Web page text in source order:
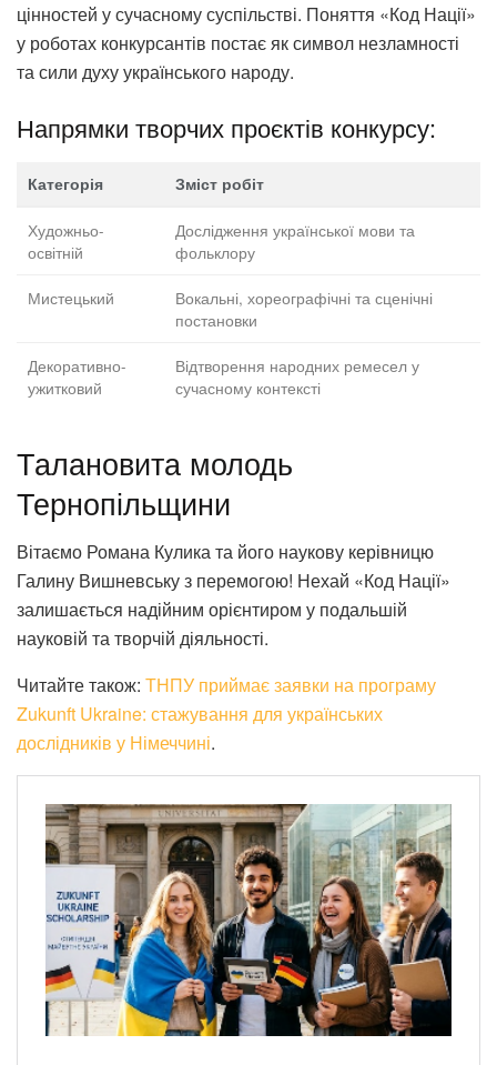
цінностей у сучасному суспільстві. Поняття «Код Нації»
у роботах конкурсантів постає як символ незламності
та сили духу українського народу.
Напрямки творчих проєктів конкурсу:
Категорія Зміст робіт
Художньо-
освітній
Дослідження української мови та
фольклору
Мистецький
Вокальні, хореографічні та сценічні
постановки
Декоративно-
ужитковий
Відтворення народних ремесел у
сучасному контексті
Талановита молодь
Тернопільщини
Вітаємо Романа Кулика та його наукову керівницю
Галину Вишневську з перемогою! Нехай «Код Нації»
залишається надійним орієнтиром у подальшій
науковій та творчій діяльності.
Читайте також: ТНПУ приймає заявки на програму
Zukunft Ukraine: стажування для українських
дослідників у Німеччині.